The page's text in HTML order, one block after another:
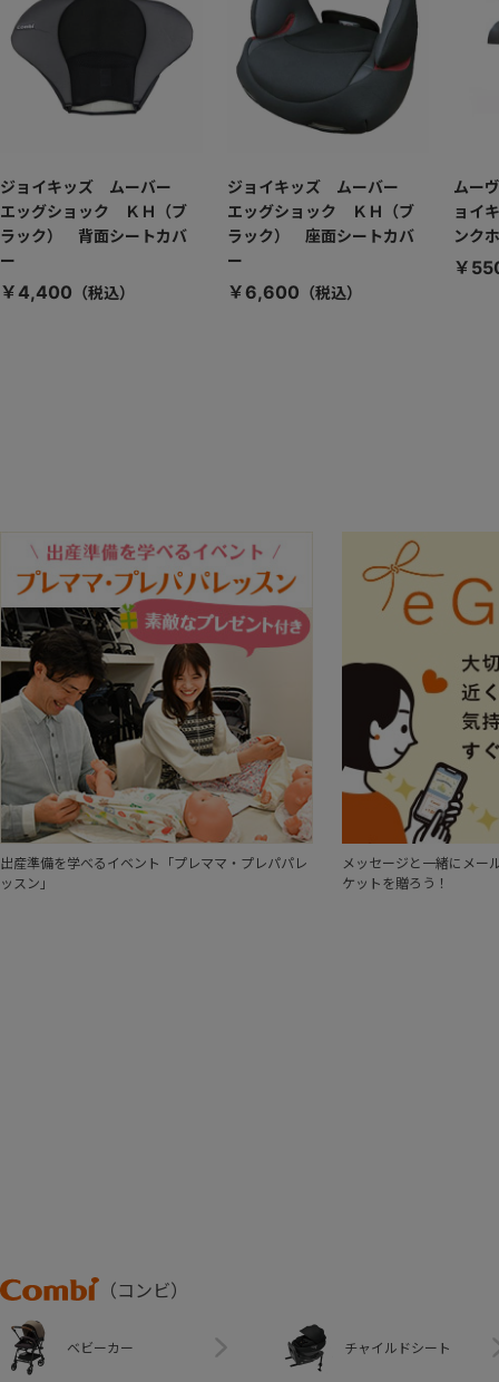
ジョイキッズ ムーバー
エッグショック ＫＨ（ブ
ラック） 背面シートカバ
ー
￥4,400
ジョイキッズ ムーバー
エッグショック ＫＨ（ブ
ラック） 座面シートカバ
ー
￥6,600
ムー
ョイ
ンク
￥
出産準備を学べるイベント「プレママ・プレパパレ
ッスン」
メッセージと一緒にメー
ケットを贈ろう！
Combi
（コンビ）
ベビーカー チャイルドシート